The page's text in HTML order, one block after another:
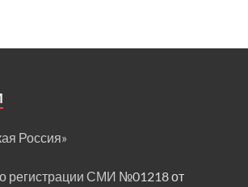
Россия»
регистрации СМИ №01218 от